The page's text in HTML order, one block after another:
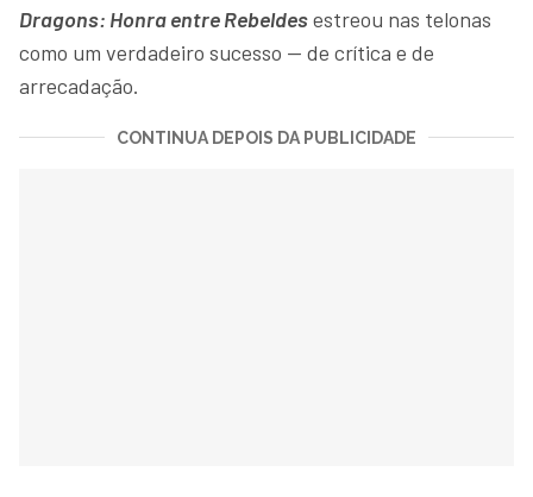
Dragons: Honra entre Rebeldesestreou nas telonas
como um verdadeiro sucesso — de crítica e de
arrecadação.
CONTINUA DEPOIS DA PUBLICIDADE